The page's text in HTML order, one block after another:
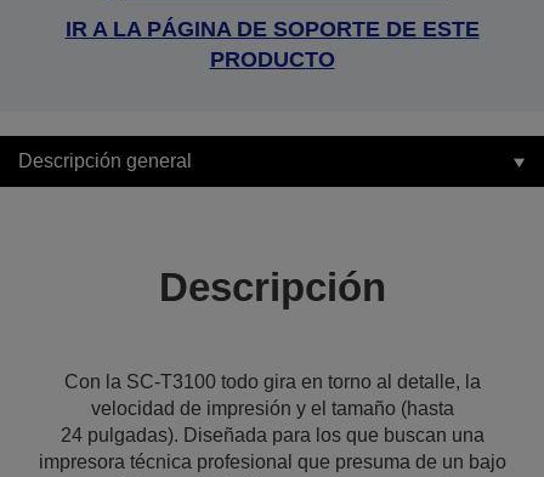
IR A LA PÁGINA DE SOPORTE DE ESTE
PRODUCTO
Descripción general
Descripción
Con la SC-T3100 todo gira en torno al detalle, la
velocidad de impresión y el tamaño (hasta
24 pulgadas). Diseñada para los que buscan una
impresora técnica profesional que presuma de un bajo